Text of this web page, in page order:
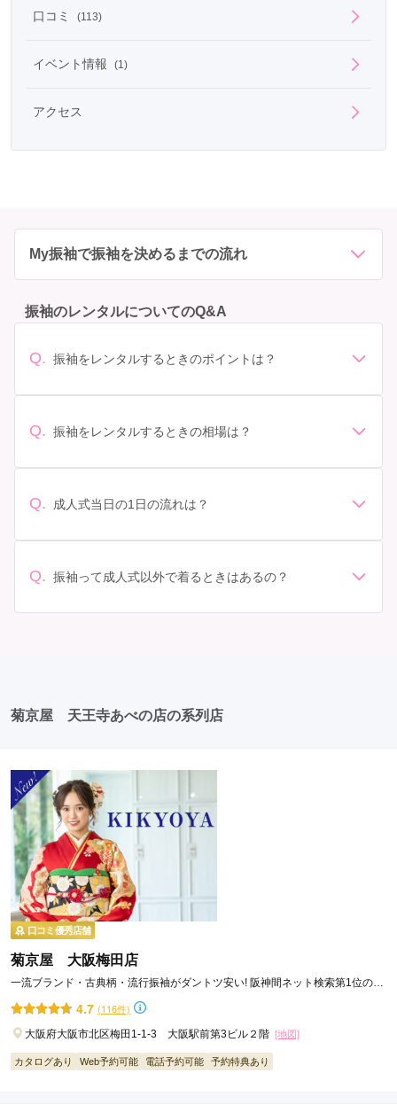
口コミ (113)
イベント情報 (1)
アクセス
My振袖で振袖を決めるまでの流れ
振袖のレンタルについてのQ&A
Q. 振袖をレンタルするときのポイントは？
があります。 サイズ選び: 自分の体型に合ったサイズを
ンタル料金に含まれるもの（小物や帯、草履など）を確
っかり確認しておく必要があります。 お店選び: 評判や
しょう。
Q. 振袖をレンタルするときの相場は？
されています。 高級なものやブランド物になると、それ
Q. 成人式当日の1日の流れは？
人式: 一般的に午前中に成人式が行わる場合が多いです
Q. 振袖って成人式以外で着るときはあるの？
菊京屋 天王寺あべの店の系列店
口コミ優秀店舗
菊京屋 大阪梅田店
一流ブランド・古典柄・流行振袖がダントツ安い! 阪神間ネット検索第1位の大
阪梅田の人気振袖専門店。
4.7 (116件)
大阪府大阪市北区梅田1-1-3 大阪駅前第3ビル２階 [地図]
カタログあり Web予約可能 電話予約可能 予約特典あり